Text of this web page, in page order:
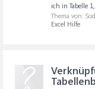
ich in Tabelle
Thema von:
Excel Hilfe